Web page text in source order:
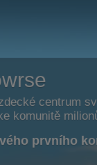
centrum
komunitě
prvního